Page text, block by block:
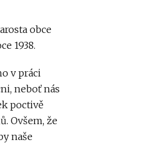
obce
1938.
v práci
neboť nás
poctivě
Ovšem, že
naše